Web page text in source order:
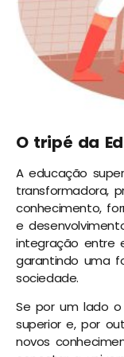
O tripé da
A educação
transformadora,
conhecimento,
e
integração entre
garantindo uma
sociedade.
Se por um lado
superior e, por
novos